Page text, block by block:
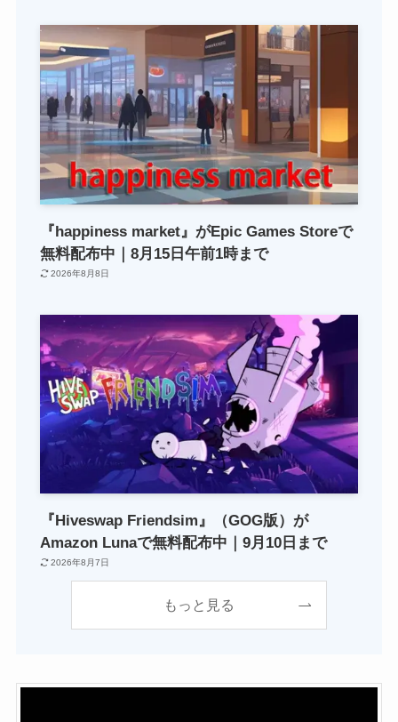
『happiness market』がEpic Games Storeで
無料配布中｜8月15日午前1時まで
2026年8月8日
『Hiveswap Friendsim』（GOG版）が
Amazon Lunaで無料配布中｜9月10日まで
2026年8月7日
もっと見る